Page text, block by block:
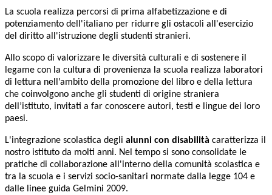
La scuola realizza percorsi di prima alfabetizzazione e di
potenziamento dell'italiano per ridurre gli ostacoli all'esercizio
del diritto all'istruzione degli studenti stranieri.
Allo scopo di valorizzare le diversità culturali e di sostenere il
legame con la cultura di provenienza la scuola realizza laboratori
di lettura nell’ambito della promozione del libro e della lettura
che coinvolgono anche gli studenti di origine straniera
dell’istituto, invitati a far conoscere autori, testi e lingue dei loro
paesi.
L'integrazione scolastica degli alunni con disabilità caratterizza il
nostro istituto da molti anni. Nel tempo si sono consolidate le
pratiche di collaborazione all'interno della comunità scolastica e
tra la scuola e i servizi socio-sanitari normate dalla legge 104 e
dalle linee guida Gelmini 2009.